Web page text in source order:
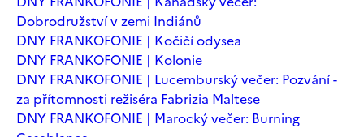
Dobrodružství v zemi Indiánů
DNY FRANKOFONIE | Kočičí odysea
DNY FRANKOFONIE | Kolonie
DNY FRANKOFONIE | Lucemburský večer: Pozvání -
za přítomnosti režiséra Fabrizia Maltese
DNY FRANKOFONIE | Marocký večer: Burning